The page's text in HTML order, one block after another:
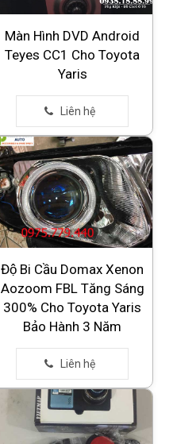
Màn Hình DVD Android
Teyes CC1 Cho Toyota
Yaris
Độ Bi Cầu Domax Xenon
Aozoom FBL Tăng Sáng
300% Cho Toyota Yaris
Bảo Hành 3 Năm